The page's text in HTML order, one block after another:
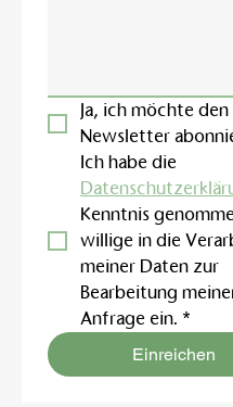
Ja, ich möchte den
Newsletter
Kenntnis
willige in die
meiner Daten zur
Bearbeitung
Anfrage ein. *
Einreichen